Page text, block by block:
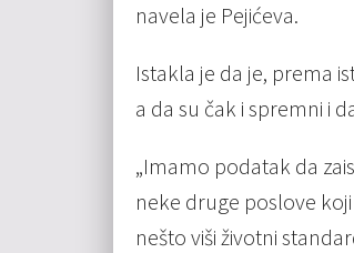
navela je Pejićeva.
Istakla je da je, prema
a da su čak i spremni i
„Imamo podatak da
neke druge poslove
nešto viši životni